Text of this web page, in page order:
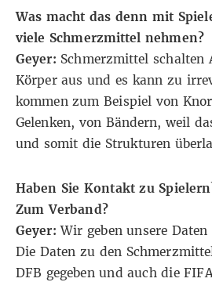
Was macht das denn mit
viele Schmerzmittel nehmen?
Geyer: Schmerzmittel schalten
Körper aus und es kann zu
kommen zum Beispiel von
Gelenken, von Bändern, weil
und somit die Strukturen
Haben Sie Kontakt zu
Zum Verband?
Geyer: Wir geben unsere
Die Daten zu den
DFB gegeben und auch die